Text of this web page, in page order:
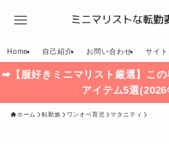
Home 自己紹介 お問い合わせ サイ
➡【服好きミニマリスト厳選】こ
アイテム5選(2026
ホーム 転勤族 ワンオペ育児 マタニティ